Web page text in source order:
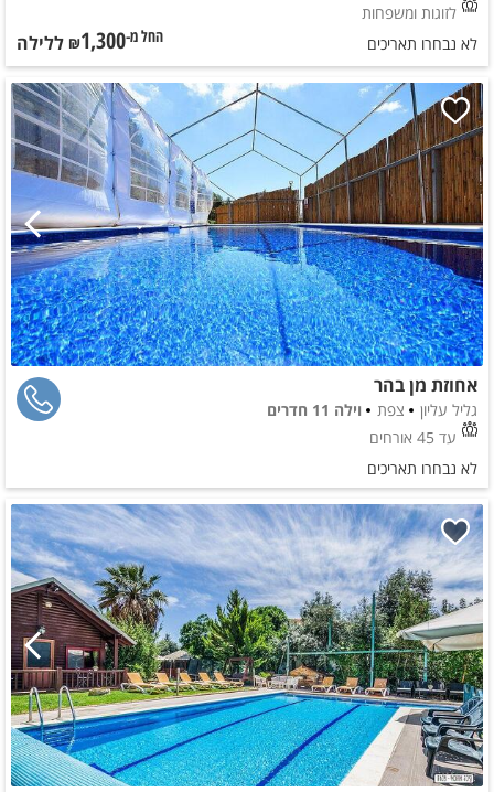
לזוגות ומשפחות
לא נבחרו תאריכים החל מ-₪1,300 ללילה
אחוזת מן בהר
גליל עליון צפת
וילה 11 חדרים
עד 45 אורחים
לא נבחרו תאריכים